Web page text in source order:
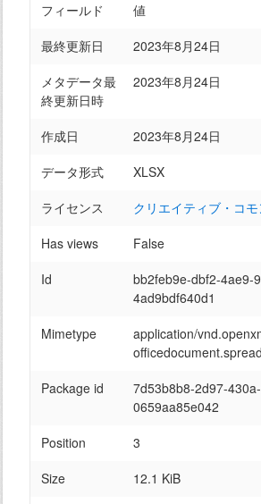
フィールド
値
最終更新日
2023年8月24日
メタデータ最
終更新日時
2023年8月24日
作成日
2023年8月24日
データ形式
XLSX
ライセンス
クリエイティブ・コ
Has views
False
Id
bb2feb9e-dbf2-4ae9-
4ad9bdf640d1
Mimetype
application/
Package id
7d53b8b8-2d97-
0659aa85e042
Position
3
Size
12.1 KiB